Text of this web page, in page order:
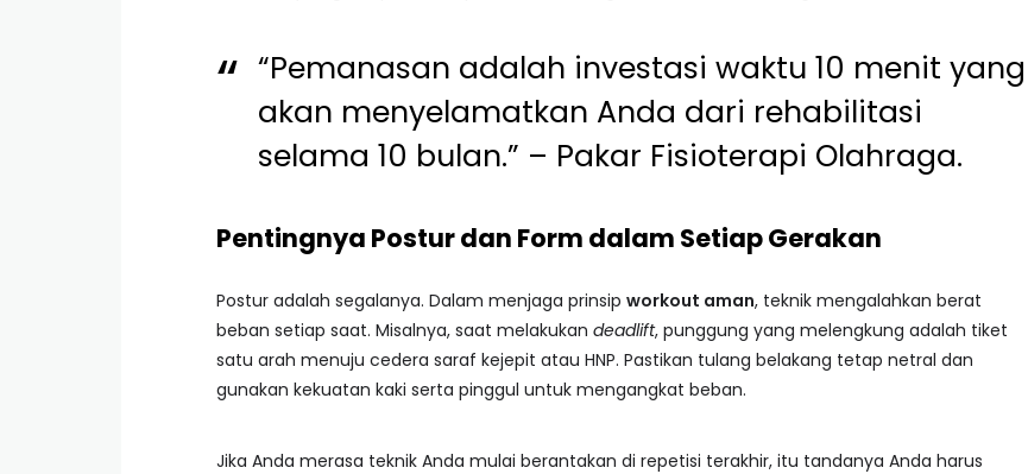
“Pemanasan adalah investasi waktu 10 menit yang
akan menyelamatkan Anda dari rehabilitasi
selama 10 bulan.” – Pakar Fisioterapi Olahraga.
Pentingnya Postur dan Form dalam Setiap Gerakan
Postur adalah segalanya. Dalam menjaga prinsip workout aman, teknik mengalahkan berat
beban setiap saat. Misalnya, saat melakukan deadlift, punggung yang melengkung adalah tiket
satu arah menuju cedera saraf kejepit atau HNP. Pastikan tulang belakang tetap netral dan
gunakan kekuatan kaki serta pinggul untuk mengangkat beban.
Jika Anda merasa teknik Anda mulai berantakan di repetisi terakhir, itu tandanya Anda harus